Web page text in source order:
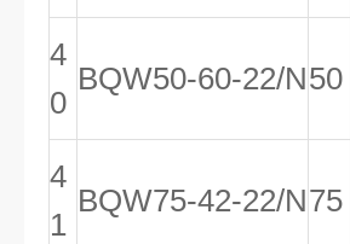
4
0
BQW50-60-22/N50
4
1
BQW75-42-22/N75